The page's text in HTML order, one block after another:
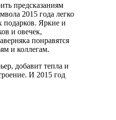
предсказаниям
2015 года легко
подарков. Яркие и
и овечек,
понравятся
и коллегам.
добавит тепла и
И 2015 год